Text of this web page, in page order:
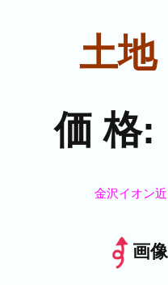
土地
価 格
金沢イオン
画